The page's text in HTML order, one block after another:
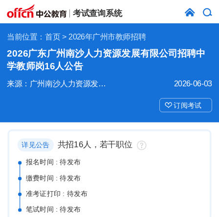
考试查询系统
当前位置： 首页> 2026年广州市教师招聘
2026广东广州南沙人力资源发展有限公司招聘中
学教师岗16人公告
2026-06-03
来源：广州南沙人力资源发展有限公司
订阅考试
详见公告 共招16人，若干职位
报名时间 : 待发布
缴费时间 : 待发布
准考证打印 : 待发布
笔试时间 : 待发布